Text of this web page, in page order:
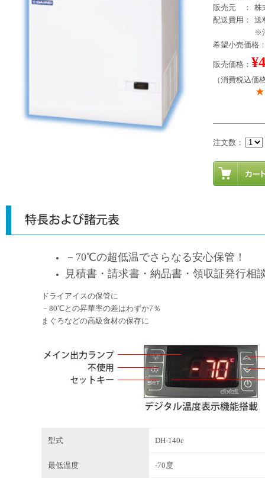
販売元 ：
株
配送費用：
送
※
希望小売価格
販売価格：
（消費税込価
注文数：
－70℃の超低温でさらなる安心保管！
見積書・請求書・納品書・領収証発行相
ドライアイスの保管に
－80℃との昇華率の差はわずか7％
まぐろなどの高級食材の保存に
型式 DH-140e
最低温度 -70度